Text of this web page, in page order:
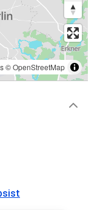
©OpenStreetMap